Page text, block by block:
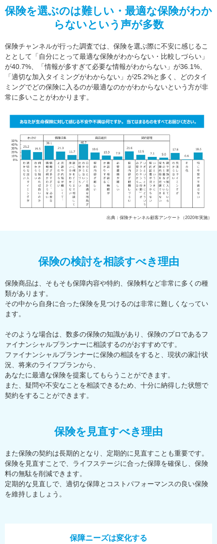
保険を選ぶのは難しい・最適な保険がわか
らないという声が多数
保険チャンネルが行った調査では、保険を選ぶ際に不安に感じるこ
ととして「自分にとって最適な保険がわからない・比較しづらい」
が40.7%、「情報が多すぎて必要な情報がわからない」が36.1%、
「適切な加入タイミングがわからない」が25.2%と多く、どのタイ
ミングでどの保険に入るのが最適なのかがわからないという方が非
常に多いことがわかります。
出典：保険チャンネル顧客アンケート（2020年実施）
保険の検討を相談すべき理由
保険商品は、そもそも保障内容や特約、保険料など非常に多くの種
類があります。
その中から自身に合った保険を見つけるのは非常に難しくなってい
ます。
そのような場合は、数多の保険の知識があり、保険のプロであるフ
ァイナンシャルプランナーに相談するのがおすすめです。
ファイナンシャルプランナーに保険の相談をすると、現状の家計状
況、将来のライフプランから、
あなたに最適な保険を提案してもらうことができます。
また、疑問や不安なことを相談できるため、十分に納得した状態で
契約をすることができます。
保険を見直すべき理由
また保険の契約は長期的となり、定期的に見直すことも重要です。
保険を見直すことで、ライフステージに合った保障を確保し、保険
料の無駄を削減できます。
定期的な見直しで、適切な保障とコストパフォーマンスの良い保険
を維持しましょう。
保障ニーズは変化する